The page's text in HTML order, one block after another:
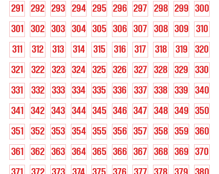
291
292 293 294 295 296 297 298 299
300
301
302 303 304 305 306 307 308 309
310
311
312 313 314 315 316 317 318 319
320
321
322 323 324 325 326 327 328 329
330
331
332 333 334 335 336 337 338 339
340
341
342 343 344 345 346 347 348 349
350
351
352 353 354 355 356 357 358 359
360
361
362 363 364 365 366 367 368 369
370